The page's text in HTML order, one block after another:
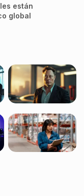
están
global